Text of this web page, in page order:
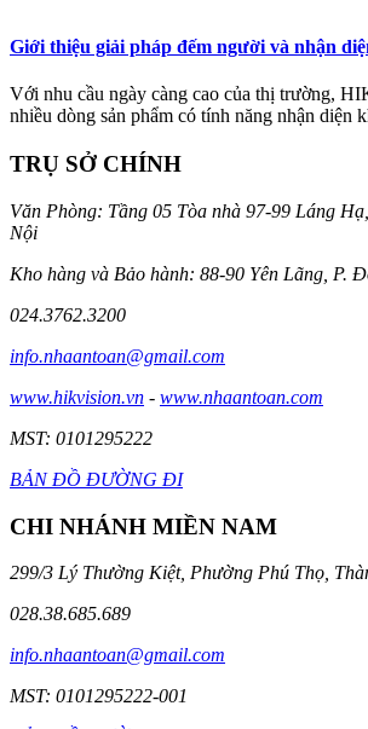
Giới thiệu giải pháp đếm người và nhận
Với nhu cầu ngày càng cao của thị trường,
nhiều dòng sản phẩm có tính năng nhận diện
TRỤ SỞ CHÍNH
Văn Phòng: Tầng 05 Tòa nhà 97-99 Láng
Nội
Kho hàng và Bảo hành: 88-90 Yên Lãng, P.
024.3762.3200
info.nhaantoan@gmail.com
www.hikvision.vn - www.nhaantoan.com
MST: 0101295222
BẢN ĐỒ ĐƯỜNG ĐI
CHI NHÁNH MIỀN NAM
299/3 Lý Thường Kiệt, Phường Phú Thọ,
028.38.685.689
info.nhaantoan@gmail.com
MST: 0101295222-001